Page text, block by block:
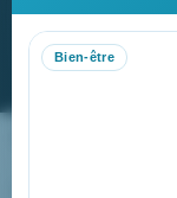
Bien-être
Recevez nos
Nos expertises